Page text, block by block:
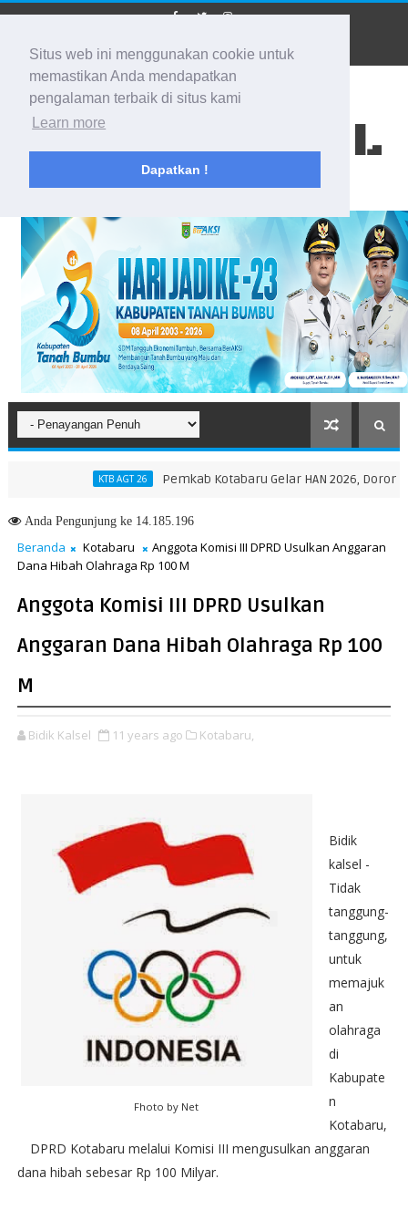
Situs web ini menggunakan cookie untuk
memastikan Anda mendapatkan
pengalaman terbaik di situs kami
Learn more
Dapatkan !
BIDIK KALSEL
Membidik Ke Segala Arah
KTB AGT 26 Pemkab Kotabaru Gelar HAN 2026, Dorong
NTT, Menteri Nusron: Gunakan Sudut Pandang Masyarakat
AndaPengunjung ke 14.185.196
Beranda Kotabaru
Anggota Komisi III DPRD Usulkan Anggaran
Dana Hibah Olahraga Rp 100 M
Anggota Komisi III DPRD Usulkan
Anggaran Dana Hibah Olahraga Rp 100
M
Bidik Kalsel 11 years ago Kotabaru,
Fhoto by Net
Bidik
kalsel -
Tidak
tanggung-
tanggung,
untuk
memajuk
an
olahraga
di
Kabupate
n
Kotabaru,
DPRD Kotabaru melalui Komisi III mengusulkan anggaran
dana hibah sebesar Rp 100 Milyar.